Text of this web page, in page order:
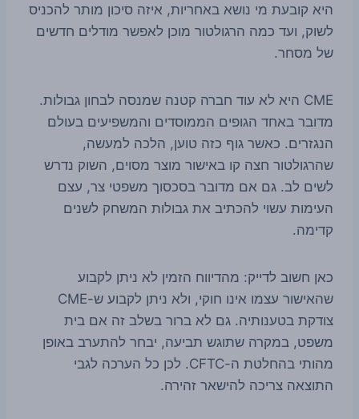
היא קובעת מי נושא באחריות, איזה סיכון מותר להכניס
לשוק, ועד כמה הרגולטור מוכן לאפשר מודלים חדשים
של מסחר.
CME היא לא עוד חברה קטנה שמנסה לבחון גבולות.
מדובר באחד הגופים הממוסדים והמשפיעים בעולם
הנגזרים. כאשר גוף כזה טוען, הלכה למעשה,
שהרגולטור חצה קו באישור מוצר מסוים, השוק נדרש
לשים לב. גם אם מדובר בסכסוך משפטי צר, עצם
העימות עשוי להכתיב את גבולות המשחק לשנים
קדימה.
כאן חשוב לדייק: מהדיווח הזמין לא ניתן לקבוע
שהאישור עצמו אינו חוקי, ולא ניתן לקבוע ש-CME
צודקת בטענותיה. גם לא ברור בשלב זה אם בית
משפט, במקרה שתוגש תביעה, יבחר להתערב באופן
מהותי בהחלטת ה-CFTC. לכן כל הערכה לגבי
התוצאה צריכה להישאר זהירה.